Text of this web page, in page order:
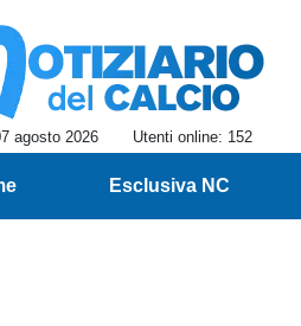
agosto 2026 Utenti online: 152
Esclusiva NC